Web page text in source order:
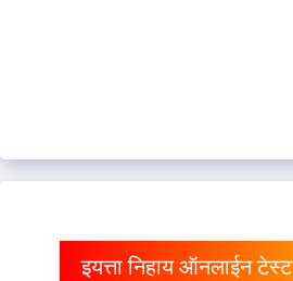
इयत्ता निहाय ऑनलाईन टेस्ट